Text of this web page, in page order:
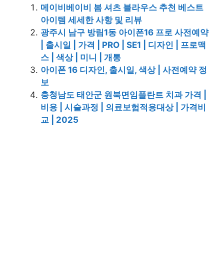
메이비베이비 봄 셔츠 블라우스 추천 베스트
아이템 세세한 사항 및 리뷰
광주시 남구 방림1동 아이폰16 프로 사전예약
| 출시일 | 가격 | PRO | SE1 | 디자인 | 프로맥
스 | 색상 | 미니 | 개통
아이폰 16 디자인, 출시일, 색상 | 사전예약 정
보
충청남도 태안군 원북면임플란트 치과 가격 |
비용 | 시술과정 | 의료보험적용대상 | 가격비
교 | 2025